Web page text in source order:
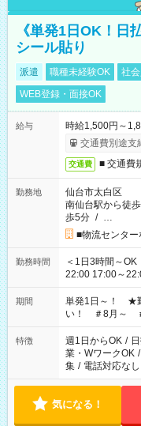
《単発1日OK！日
シール貼り
派遣 職種未経験OK 社
WEB登録・面接OK
給与
時給1,500円～
交通費別途支
交通費 ■ 交通費
勤務地
仙台市太白区
南仙台駅から徒
歩5分 / …
■物流センタ
勤務時間
＜1日3時間～OK！＞ ▼ 例えば… ▼ 15:00～
22:00 17:00～22:00 など こちら以外の時間
ださい！
期間
単発1日～！ ★
い！ ＃8月～
特徴 週1日からOK /
業・WワークOK /
集 / 電話対応なし
気になる！